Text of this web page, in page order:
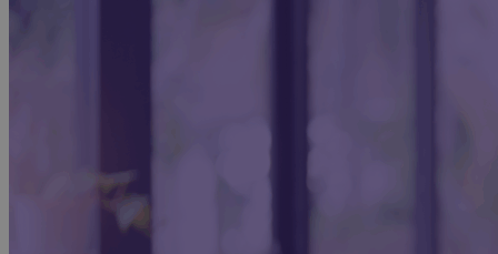
Becom Trustmark
Security Scan